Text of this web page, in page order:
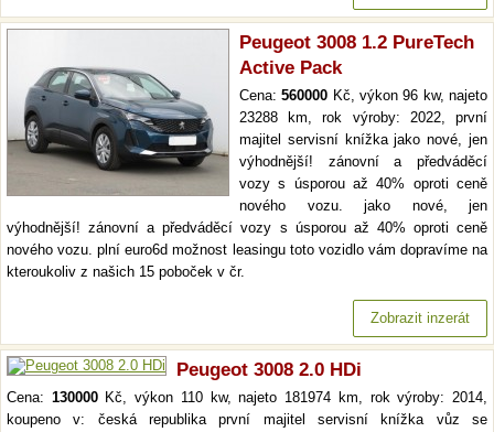
Peugeot 3008 1.2 PureTech
Active Pack
Cena:560000 Kč, výkon 96 kw, najeto
23288 km, rok výroby: 2022, první
majitel servisní knížka jako nové, jen
výhodnější! zánovní a předváděcí
vozy s úsporou až 40% oproti ceně
nového vozu. jako nové, jen
výhodnější! zánovní a předváděcí vozy s úsporou až 40% oproti ceně
nového vozu. plní euro6d možnost leasingu toto vozidlo vám dopravíme na
kteroukoliv z našich 15 poboček v čr.
Zobrazit inzerát
Peugeot 3008 2.0 HDi
Cena: 130000Kč, výkon 110 kw, najeto 181974 km, rok výroby: 2014,
koupeno v: česká republika první majitel servisní knížka vůz se